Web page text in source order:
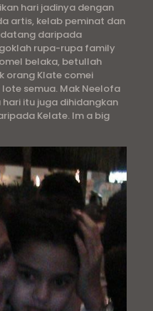
hari jadinya dengan
artis, kelab peminat dan
daripada
rupa-rupa family
belaka, betullah
orang Klate comei
semua. Mak Neelofa
itu juga dihidangkan
Kelate. Im a big